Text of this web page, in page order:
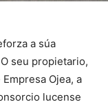
a súa
seu propietario,
Ojea, a
lucense